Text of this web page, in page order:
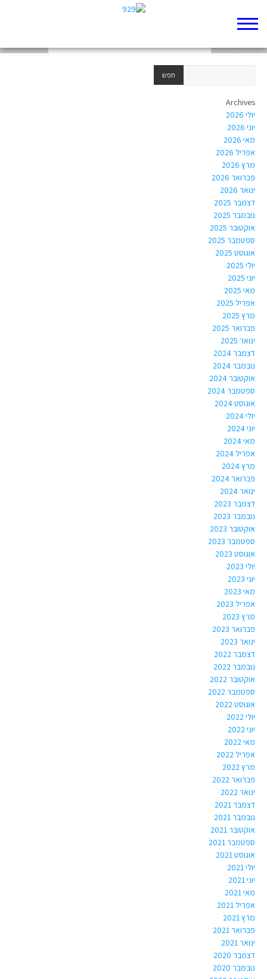
Archives
יולי 2026
יוני 2026
מאי 2026
אפריל 2026
מרץ 2026
פברואר 2026
ינואר 2026
דצמבר 2025
נובמבר 2025
אוקטובר 2025
ספטמבר 2025
אוגוסט 2025
יולי 2025
יוני 2025
מאי 2025
אפריל 2025
מרץ 2025
פברואר 2025
ינואר 2025
דצמבר 2024
נובמבר 2024
אוקטובר 2024
ספטמבר 2024
אוגוסט 2024
יולי 2024
יוני 2024
מאי 2024
אפריל 2024
מרץ 2024
פברואר 2024
ינואר 2024
דצמבר 2023
נובמבר 2023
אוקטובר 2023
ספטמבר 2023
אוגוסט 2023
יולי 2023
יוני 2023
מאי 2023
אפריל 2023
מרץ 2023
פברואר 2023
ינואר 2023
דצמבר 2022
נובמבר 2022
אוקטובר 2022
ספטמבר 2022
אוגוסט 2022
יולי 2022
יוני 2022
מאי 2022
אפריל 2022
מרץ 2022
פברואר 2022
ינואר 2022
דצמבר 2021
נובמבר 2021
אוקטובר 2021
ספטמבר 2021
אוגוסט 2021
יולי 2021
יוני 2021
מאי 2021
אפריל 2021
מרץ 2021
פברואר 2021
ינואר 2021
דצמבר 2020
נובמבר 2020